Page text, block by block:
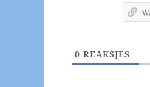
0 REAKSJES